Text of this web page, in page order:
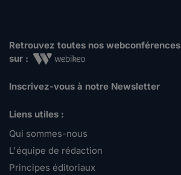
Retrouvez toutes nos webconférences
sur :
Inscrivez-vous à notre Newsletter
Liens utiles :
Qui sommes-nous
L'équipe de rédaction
Principes éditoriaux